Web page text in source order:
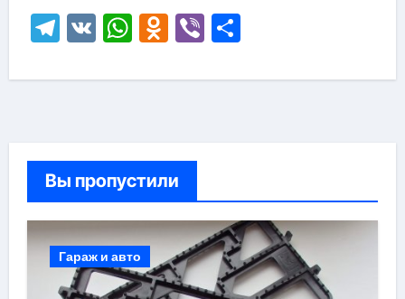
Telegram
VKWhatsApp
Odnoklassniki
ViberОтправить
Вы пропустили
Гараж и авто